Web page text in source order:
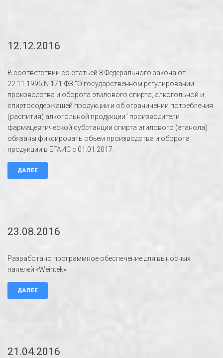
12.12.2016
В соответствии со статьей 8 Федерального закона от
22.11.1995 N 171-ФЗ "О государственном регулировании
производства и оборота этилового спирта, алкогольной и
спиртосодержащей продукции и об ограничении потребления
(распития) алкогольной продукции" производители
фармацевтической субстанции спирта этилового (этанола)
обязаны фиксировать объем производства и оборота
продукции в ЕГАИС с 01.01.2017.
ДАЛЕЕ
23.08.2016
Разработано программное обеспечение для выносных
панелей «Weintek»
ДАЛЕЕ
21.04.2016